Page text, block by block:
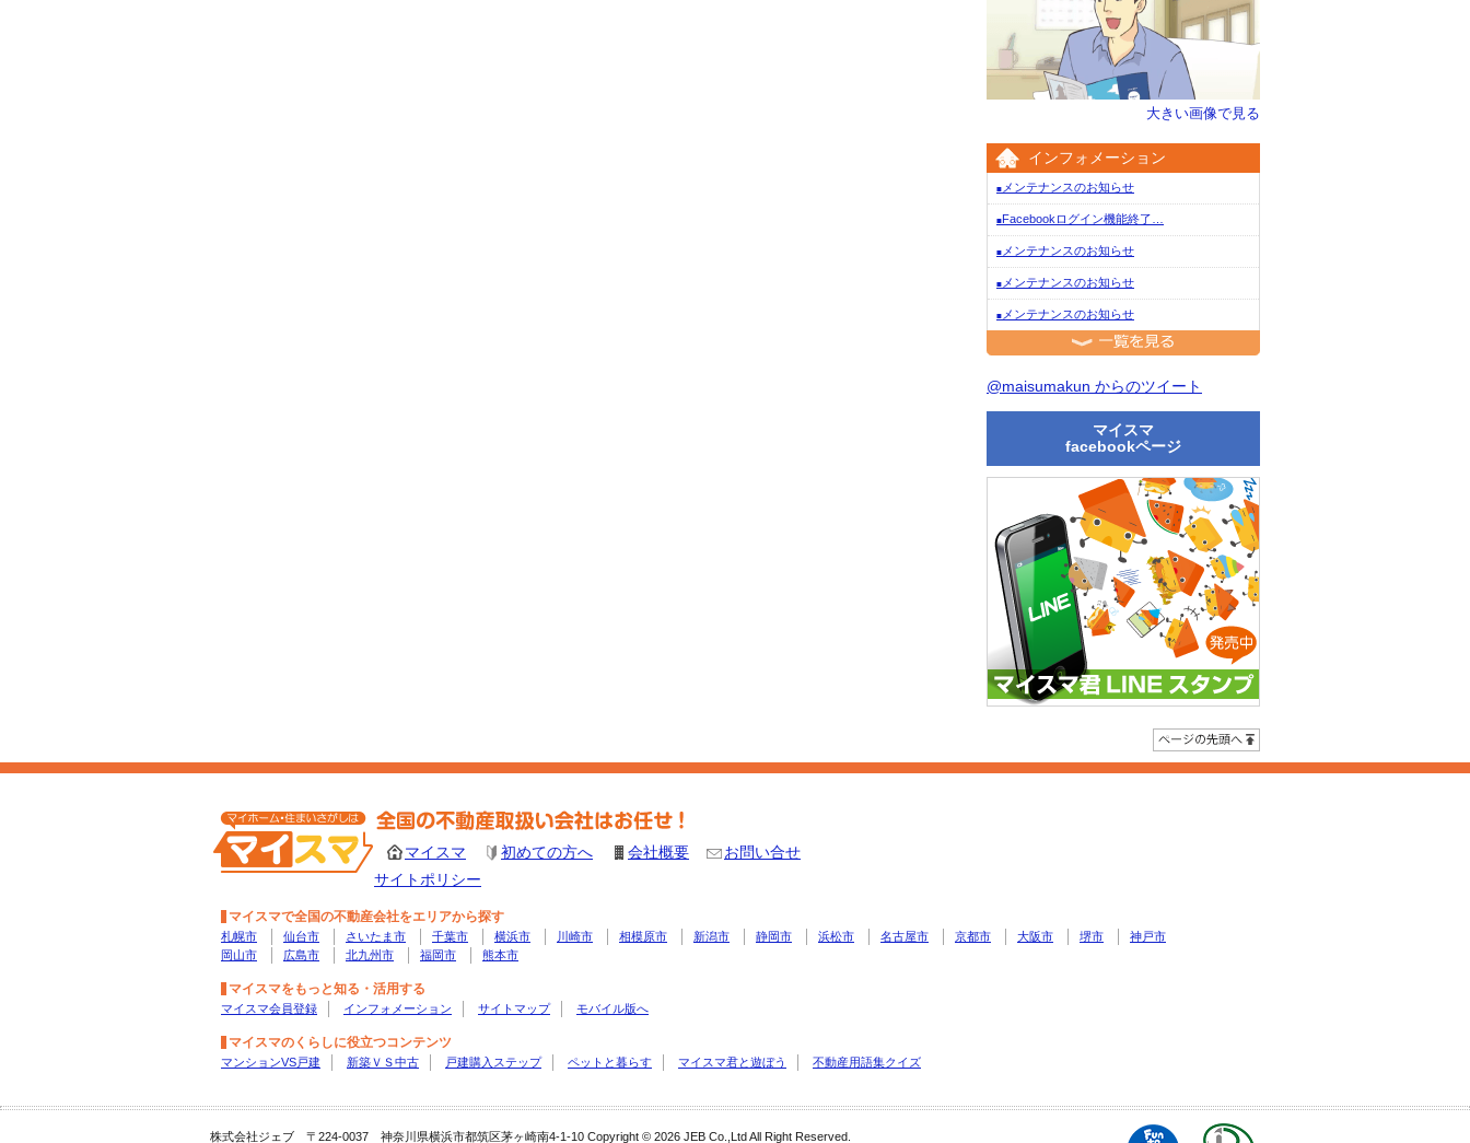
大きい画像で見る
インフォメーション
■ メンテナンスのお知らせ
■Facebookログイン機能終了…
■ メンテナンスのお知らせ
■ メンテナンスのお知らせ
■ メンテナンスのお知らせ
@maisumakun からのツイート
マイスマ
facebookページ
ページの先頭へ
マイスマ 初めての方へ 会社概要
お問い合せ
サイトポリシー
マイスマで全国の不動産会社をエリアから探す
札幌市 仙台市 さいたま市 千葉市 横浜市 川崎市 相模原市 新潟市 静岡市 浜松市 名古屋市 京都市 大阪市 堺市
神戸市
岡山市
広島市 北九州市 福岡市 熊本市
マイスマをもっと知る・活用する
マイスマ会員登録 インフォメーション サイトマップ モバイル版へ
マイスマのくらしに役立つコンテンツ
マンションVS戸建 新築ＶＳ中古 戸建購入ステップ ペットと暮らす マイスマ君と遊ぼう 不動産用語集クイズ
株式会社ジェブ 〒224-0037 神奈川県横浜市都筑区茅ヶ崎南4-1-10 Copyright © 2026 JEB Co.,Ltd All Right Reserved.